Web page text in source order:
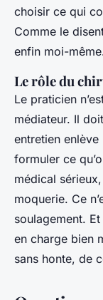
choisir ce qui
Comme le
enfin moi-
Le rôle du
Le praticien
médiateur. Il
entretien
formuler ce
médical
moquerie. Ce
soulagement.
en charge bien
sans honte, de